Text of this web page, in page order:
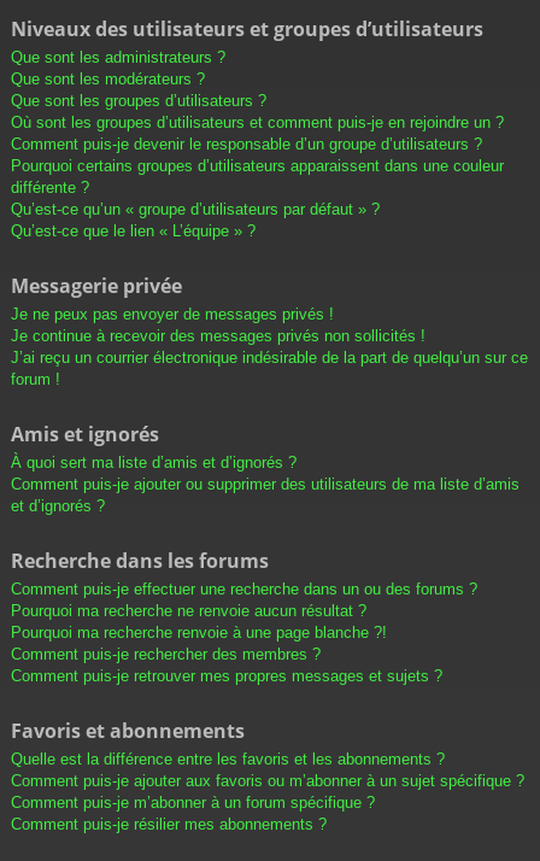
Niveaux des utilisateurs et groupes d’utilisateurs
Que sont les administrateurs ?
Que sont les modérateurs ?
Que sont les groupes d’utilisateurs ?
Où sont les groupes d’utilisateurs et comment puis-je en rejoindre un ?
Comment puis-je devenir le responsable d’un groupe d’utilisateurs ?
Pourquoi certains groupes d’utilisateurs apparaissent dans une couleur
différente ?
Qu’est-ce qu’un « groupe d’utilisateurs par défaut » ?
Qu’est-ce que le lien « L’équipe » ?
Messagerie privée
Je ne peux pas envoyer de messages privés !
Je continue à recevoir des messages privés non sollicités !
J’ai reçu un courrier électronique indésirable de la part de quelqu’un sur ce
forum !
Amis et ignorés
À quoi sert ma liste d’amis et d’ignorés ?
Comment puis-je ajouter ou supprimer des utilisateurs de ma liste d’amis
et d’ignorés ?
Recherche dans les forums
Comment puis-je effectuer une recherche dans un ou des forums ?
Pourquoi ma recherche ne renvoie aucun résultat ?
Pourquoi ma recherche renvoie à une page blanche ?!
Comment puis-je rechercher des membres ?
Comment puis-je retrouver mes propres messages et sujets ?
Favoris et abonnements
Quelle est la différence entre les favoris et les abonnements ?
Comment puis-je ajouter aux favoris ou m’abonner à un sujet spécifique ?
Comment puis-je m’abonner à un forum spécifique ?
Comment puis-je résilier mes abonnements ?